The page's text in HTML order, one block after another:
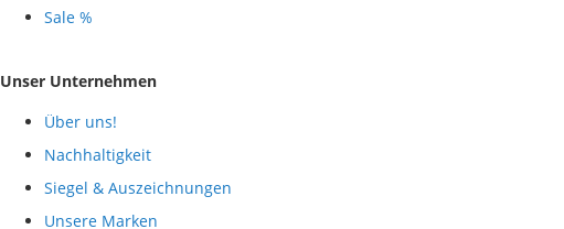
Sale %
Unser Unternehmen
Über uns!
Nachhaltigkeit
Siegel & Auszeichnungen
Unsere Marken